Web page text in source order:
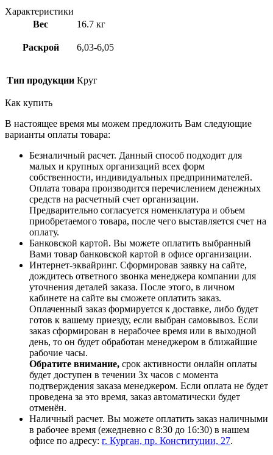
Характеристики
Вес
16.7 кг
Раскрой 6,03-6,05
Тип продукции Круг
Как купить
В настоящее время мы можем предложить Вам следующие
варианты оплаты товара:
Безналичный расчет. Данный способ подходит для
малых и крупных организаций всех форм
собственности, индивидуальных предпринимателей.
Оплата товара производится перечислением денежных
средств на расчетный счет организации.
Предварительно согласуется номенклатура и объем
приобретаемого товара, после чего выставляется счет на
оплату.
Банковской картой. Вы можете оплатить выбранный
Вами товар банковской картой в офисе организации.
Интернет-эквайринг. Сформировав заявку на сайте,
дождитесь ответного звонка менеджера компании для
уточнения деталей заказа. После этого, в личном
кабинете на сайте вы сможете оплатить заказ.
Оплаченный заказ формируется к доставке, либо будет
готов к вашему приезду, если выбран самовывоз. Если
заказ сформирован в нерабочее время или в выходной
день, то он будет обработан менеджером в ближайшие
рабочие часы.
Обратите внимание, срок активности онлайн оплаты
будет доступен в течении 3х часов с момента
подтверждения заказа менеджером. Если оплата не будет
проведена за это время, заказ автоматически будет
отменён.
Наличный расчет. Вы можете оплатить заказ наличными
в рабочее время (ежедневно с 8:30 до 16:30) в нашем
офисе по адресу: г. Курган, пр. Конституции, 27.